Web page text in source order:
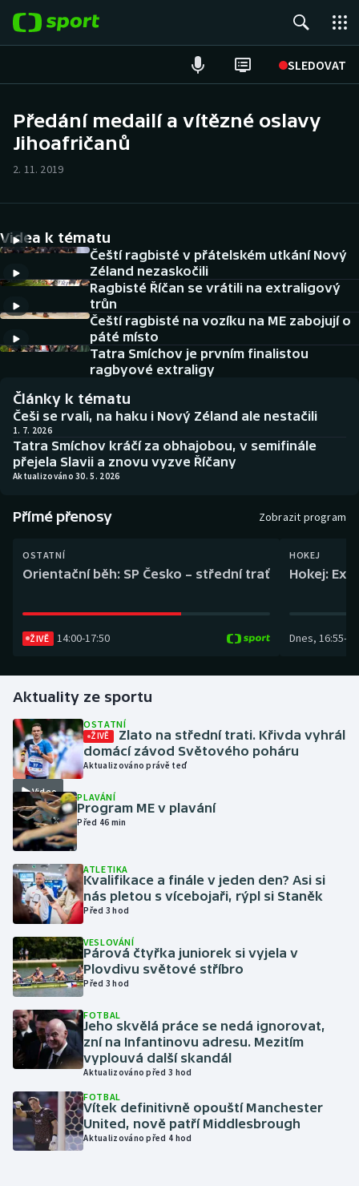
SLEDOVAT
Hokej
Cyklistika
DALŠÍ SPORTY
Americký fotbal
Baseball a softbal
Basketbal
Biatlon
Box
Curling
Florbal
Futsal
Golf
Gymnastika
Házená
Jezdectví
Judo
Krasobruslení
Lezení
Lyže a snowboard
Moderní pětiboj
Motorsport
Olympijské hry
Parasport
NEPŘEHLÉDNĚTE
Historické návraty
Aplikace ČT sport
Předání medailí a vítězné oslavy
Jihoafričanů
2. 11. 2019
Videa k tématu
Čeští ragbisté v přátelském utkání Nový
Zéland nezaskočili
Ragbisté Říčan se vrátili na extraligový
trůn
Čeští ragbisté na vozíku na ME zabojují o
páté místo
Tatra Smíchov je prvním finalistou
ragbyové extraligy
Články k tématu
Češi se rvali, na haku i Nový Zéland ale nestačili
1. 7. 2026
Tatra Smíchov kráčí za obhajobou, v semifinále
přejela Slavii a znovu vyzve Říčany
Aktualizováno 30. 5. 2026
Přímé přenosy Zobrazit program
OSTATNÍ
Orientační běh: SP Česko – střední trať
ŽIVĚ 14:00-17:50
HOKEJ
Hokej:
Dnes, 16:55-
Aktuality ze sportu
Video
OSTATNÍ
ŽIVĚ
Zlato na střední trati. Křivda vyhrál
domácí závod Světového poháru
Aktualizováno právě teď
PLAVÁNÍ
Program ME v plavání
Před 46 min
ATLETIKA
Kvalifikace a finále v jeden den? Asi si
nás pletou s vícebojaři, rýpl si Staněk
Před 3 hod
VESLOVÁNÍ
Párová čtyřka juniorek si vyjela v
Plovdivu světové stříbro
Před 3 hod
FOTBAL
Jeho skvělá práce se nedá ignorovat,
zní na Infantinovu adresu. Mezitím
vyplouvá další skandál
Aktualizováno před 3 hod
FOTBAL
Vítek definitivně opouští Manchester
United, nově patří Middlesbrough
Aktualizováno před 4 hod